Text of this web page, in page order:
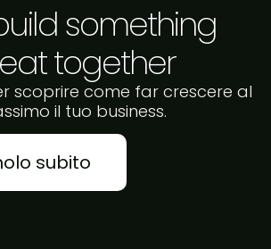
something
together
scoprire come far crescere al
il tuo business.
subito